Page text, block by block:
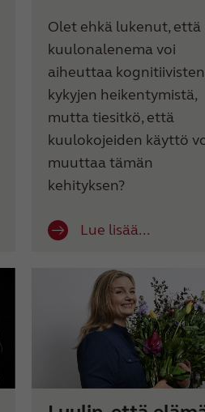
Olet ehkä lukenut, että
kuulonalenema voi
aiheuttaa kognitiivisten
kykyjen heikentymistä,
mutta tiesitkö, että
kuulokojeiden käyttö
muuttaa tämän
kehityksen?
Lue lisää...